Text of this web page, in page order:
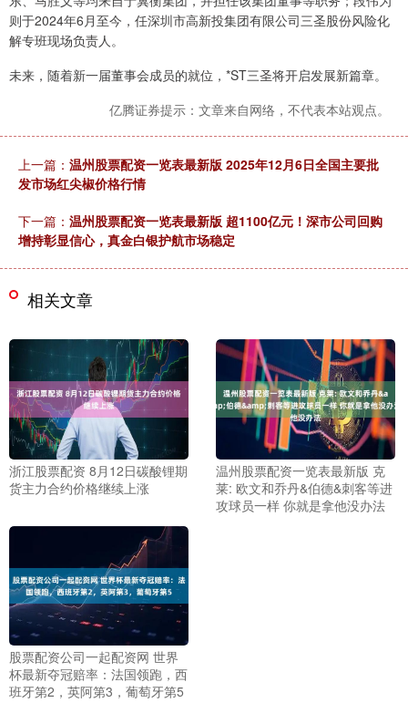
则于2024年6月至今，任深圳市高新投集团有限公司三圣股份风险化
解专班现场负责人。
未来，随着新一届董事会成员的就位，*ST三圣将开启发展新篇章。
亿腾证券提示：文章来自网络，不代表本站观点。
上一篇： 温州股票配资一览表最新版 2025年12月6日全国主要批
发市场红尖椒价格行情
下一篇： 温州股票配资一览表最新版 超1100亿元！深市公司回购
增持彰显信心，真金白银护航市场稳定
相关文章
浙江股票配资 8月12日碳酸锂期
货主力合约价格继续上涨
温州股票配资一览表最新版 克
莱: 欧文和乔丹&伯德&刺客等进
攻球员一样 你就是拿他没办法
股票配资公司一起配资网 世界
杯最新夺冠赔率：法国领跑，西
班牙第2，英阿第3，葡萄牙第5